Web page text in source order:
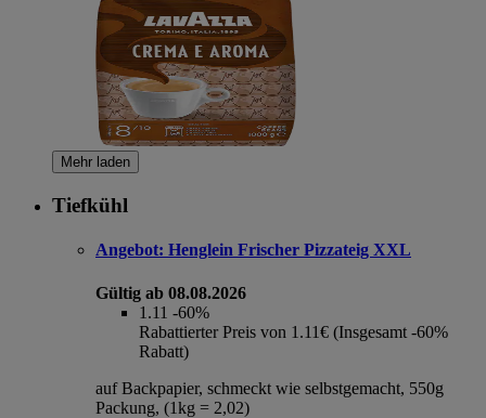
Mehr laden
Tiefkühl
Angebot: Henglein Frischer Pizzateig XXL
Gültig ab 08.08.2026
1.11 -60%
Rabattierter Preis von 1.11€ (Insgesamt -60%
Rabatt)
auf Backpapier, schmeckt wie selbstgemacht, 550g
Packung, (1kg = 2,02)